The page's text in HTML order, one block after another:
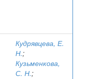
Кудрявцева, Е.
Н.;
Кузьменкова,
С. Н.;